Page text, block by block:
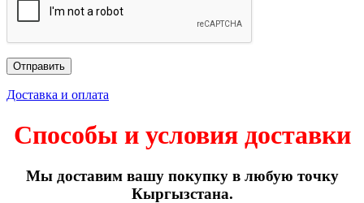
Доставка и оплата
Способы и условия доставки
Мы доставим вашу покупку в любую точку
Кыргызстана.